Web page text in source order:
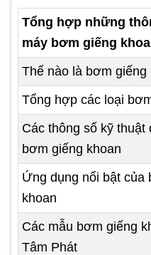
Tổng hợp những
máy bơm giếng
Thế nào là bơm giếng
Tổng hợp các loại
Các thông số kỹ thuật
bơm giếng khoan
Ứng dụng nổi bật của
khoan
Các mẫu bơm giếng
Tâm Phát